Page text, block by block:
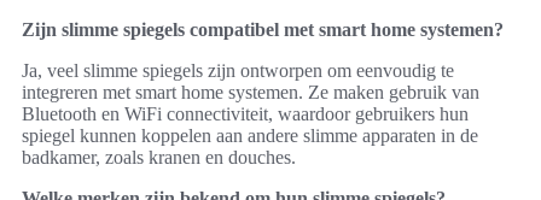
Zijn slimme spiegels compatibel met smart home systemen?
Ja, veel slimme spiegels zijn ontworpen om eenvoudig te
integreren met smart home systemen. Ze maken gebruik van
Bluetooth en WiFi connectiviteit, waardoor gebruikers hun
spiegel kunnen koppelen aan andere slimme apparaten in de
badkamer, zoals kranen en douches.